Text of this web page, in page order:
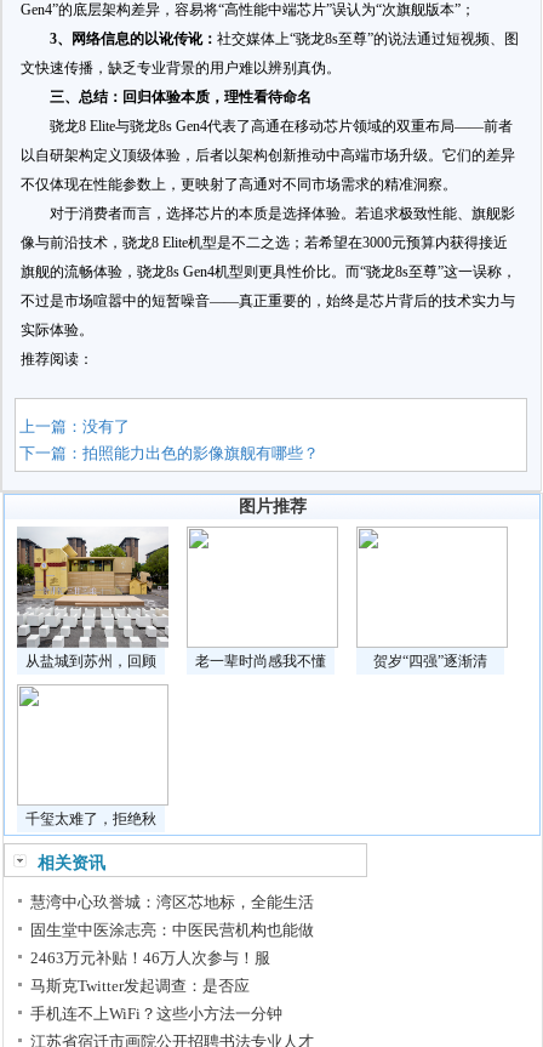
Gen4”的底层架构差异，容易将“高性能中端芯片”误认为“次旗舰版本”；
3、网络信息的以讹传讹： 社交媒体上“骁龙8s至尊”的说法通过短视频、图
文快速传播，缺乏专业背景的用户难以辨别真伪。
三、总结：回归体验本质，理性看待命名
骁龙8 Elite与骁龙8s Gen4代表了高通在移动芯片领域的双重布局——前者
以自研架构定义顶级体验，后者以架构创新推动中高端市场升级。它们的差异
不仅体现在性能参数上，更映射了高通对不同市场需求的精准洞察。
对于消费者而言，选择芯片的本质是选择体验。若追求极致性能、旗舰影
像与前沿技术，骁龙8 Elite机型是不二之选；若希望在3000元预算内获得接近
旗舰的流畅体验，骁龙8s Gen4机型则更具性价比。而“骁龙8s至尊”这一误称，
不过是市场喧嚣中的短暂噪音——真正重要的，始终是芯片背后的技术实力与
实际体验。
推荐阅读：
上一篇：没有了
下一篇：拍照能力出色的影像旗舰有哪些？
图片推荐
从盐城到苏州，回顾 老一辈时尚感我不懂 贺岁“四强”逐渐清
千玺太难了，拒绝秋
相关资讯
慧湾中心玖誉城：湾区芯地标，全能生活
固生堂中医涂志亮：中医民营机构也能做
2463万元补贴！46万人次参与！服
马斯克Twitter发起调查：是否应
手机连不上WiFi？这些小方法一分钟
江苏省宿迁市画院公开招聘书法专业人才